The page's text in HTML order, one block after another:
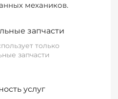
механиков.
запчасти
только
запчасти
услуг